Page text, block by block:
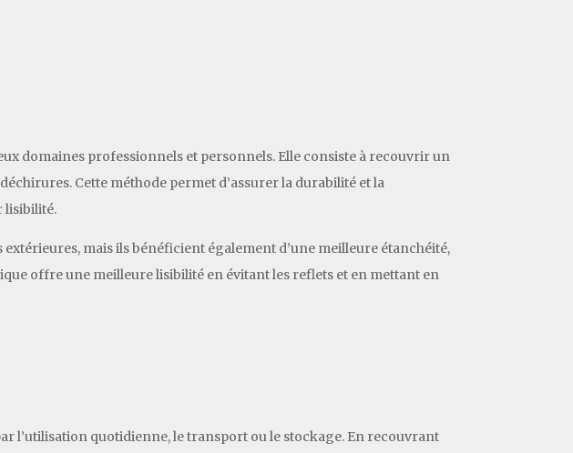
domaines professionnels et personnels. Elle consiste à recouvrir un
Cette méthode permet d’assurer la durabilité et la
lisibilité.
mais ils bénéficient également d’une meilleure étanchéité,
offre une meilleure lisibilité en évitant les reflets et en mettant en
l’utilisation quotidienne, le transport ou le stockage. En recouvrant